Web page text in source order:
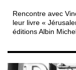
Rencontre avec
leur livre «
éditions Albin